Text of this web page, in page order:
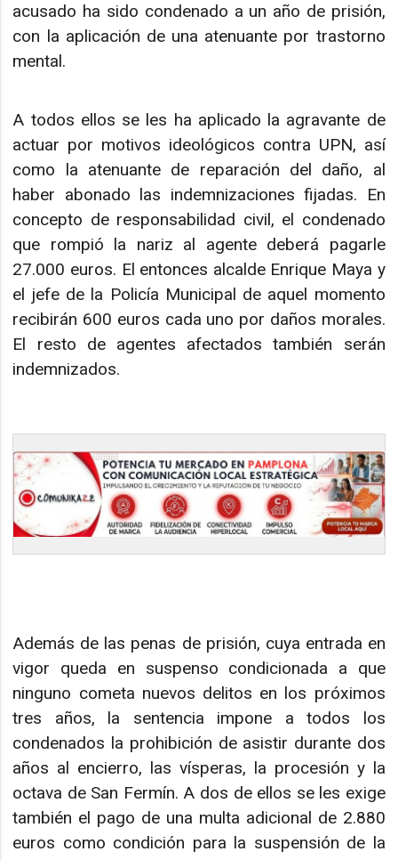
acusado ha sido condenado a un año de prisión,
con la aplicación de una atenuante por trastorno
mental.
A todos ellos se les ha aplicado la agravante de
actuar por motivos ideológicos contra UPN, así
como la atenuante de reparación del daño, al
haber abonado las indemnizaciones fijadas. En
concepto de responsabilidad civil, el condenado
que rompió la nariz al agente deberá pagarle
27.000 euros. El entonces alcalde Enrique Maya y
el jefe de la Policía Municipal de aquel momento
recibirán 600 euros cada uno por daños morales.
El resto de agentes afectados también serán
indemnizados.
Además de las penas de prisión, cuya entrada en
vigor queda en suspenso condicionada a que
ninguno cometa nuevos delitos en los próximos
tres años, la sentencia impone a todos los
condenados la prohibición de asistir durante dos
años al encierro, las vísperas, la procesión y la
octava de San Fermín. A dos de ellos se les exige
también el pago de una multa adicional de 2.880
euros como condición para la suspensión de la